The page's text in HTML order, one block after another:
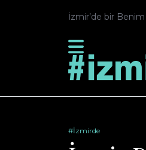
İzmir’de bir Benim
#İzmirde